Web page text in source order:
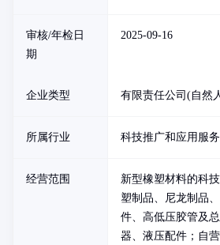
审核/年检日
期
2025-09-16
企业类型 有限责任公司(自然
所属行业 科技推广和应用服
经营范围
新型橡塑材料的科
塑制品、尼龙制品
件、高低压胶管及
器、液压配件；自